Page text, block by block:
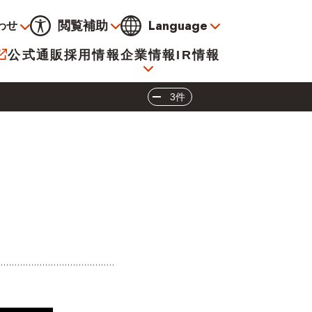
せ 閲覧補助
通常 黒 青 黄
大 標準 小
Language
公式通販採用情報企業情報
海外販売事業社募集
IR情報
3件